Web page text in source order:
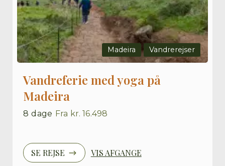
Madeira Vandrerejser
Vandreferie med yoga på
Madeira
8 dage Fra kr. 16.498
SE REJSE VIS AFGANGE